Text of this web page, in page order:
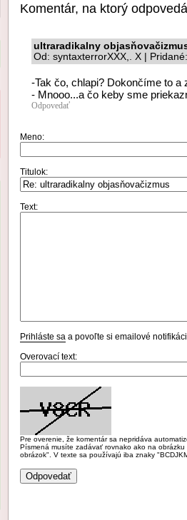
Komentár, na ktorý
ultraradikalny
Od: syntaxterrorXXX,. X |
-Tak čo, chlapi? Dokončíme to
- Mnooo...a čo keby sme
Odpovedať
Meno:
Titulok:
Text:
Prihláste sa a povoľte si emailové
Overovací text:
Pre overenie, že komentár sa nepridáva
Písmená musíte zadávať rovnako ako na
obrázok". V texte sa používajú iba znaky